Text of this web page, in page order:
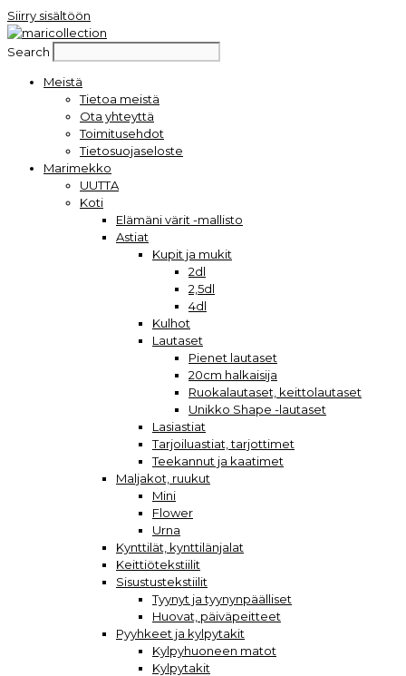
Siirry sisältöön
Search
Meistä
Tietoa meistä
Ota yhteyttä
Toimitusehdot
Tietosuojaseloste
Marimekko
UUTTA
Koti
Elämäni värit -mallisto
Astiat
Kupit ja mukit
2dl
2,5dl
4dl
Kulhot
Lautaset
Pienet lautaset
20cm halkaisija
Ruokalautaset, keittolautaset
Unikko Shape -lautaset
Lasiastiat
Tarjoiluastiat, tarjottimet
Teekannut ja kaatimet
Maljakot, ruukut
Mini
Flower
Urna
Kynttilät, kynttilänjalat
Keittiötekstiilit
Sisustustekstiilit
Tyynyt ja tyynynpäälliset
Huovat, päiväpeitteet
Pyyhkeet ja kylpytakit
Kylpyhuoneen matot
Kylpytakit